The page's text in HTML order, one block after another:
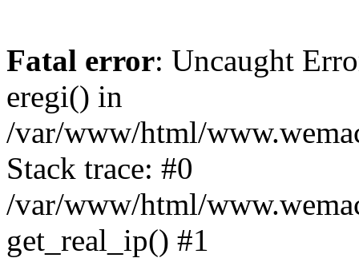
Fatal error: Uncaught
eregi() in
/var/www/html/
Stack trace: #0
/var/www/html/
get_real_ip() #1